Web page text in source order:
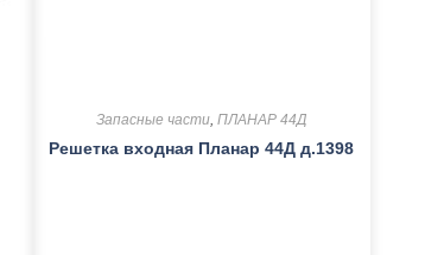
Запасные части ,ПЛАНАР 44Д
Решетка входная Планар 44Д д.1398